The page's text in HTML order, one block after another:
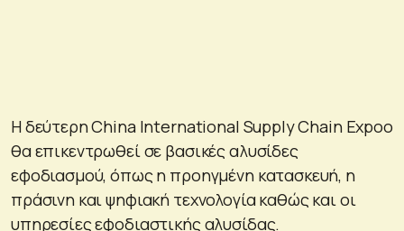
Η δεύτερη China International Supply Chain Expoο
θα επικεντρωθεί σε βασικές αλυσίδες
εφοδιασμού, όπως η προηγμένη κατασκευή, η
πράσινη και ψηφιακή τεχνολογία καθώς και οι
υπηρεσίες εφοδιαστικής αλυσίδας.